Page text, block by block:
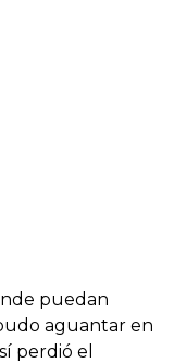
puedan
aguantar en
perdió el